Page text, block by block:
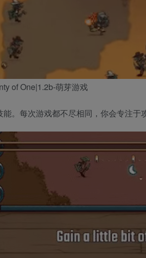
。每次游戏都不尽相同，你会专注于